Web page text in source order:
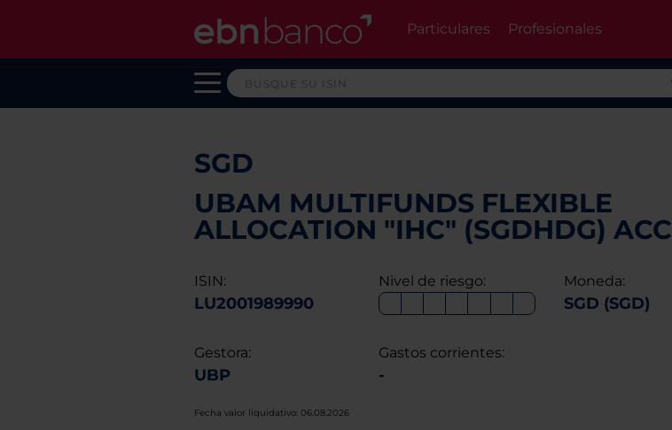
Particulares Profesionales
SGD
UBAM MULTIFUNDS FLEXIBLE
ALLOCATION "IHC" (SGDHDG) ACC
ISIN:
LU2001989990
Nivel de riesgo: Moneda:
SGD (SGD)
Gestora:
UBP
Gastos corrientes:
-
Fecha valor liquidativo: 06.08.2026